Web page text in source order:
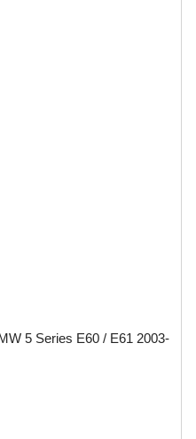
5 Series E60 / E61 2003-